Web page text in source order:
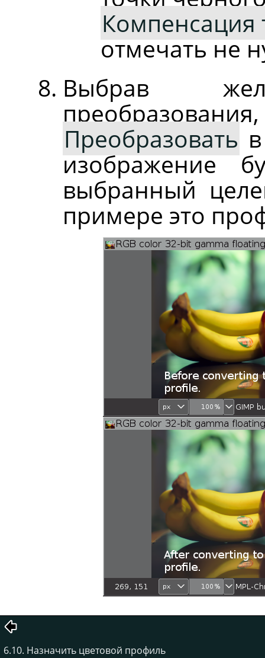
Компенсация
отмечать не
Выбрав
Преобразовать
изображение
выбранный
примере это
6.10. Назначить цветовой профиль